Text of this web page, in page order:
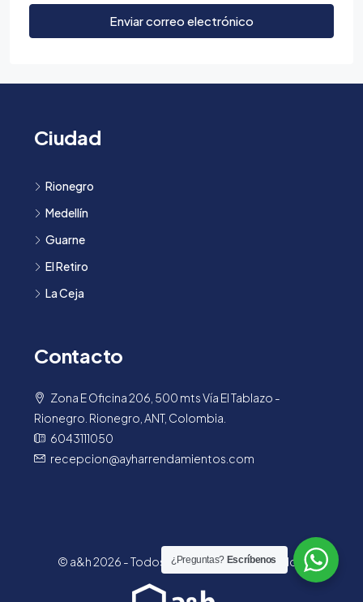
Enviar correo electrónico
Ciudad
Rionegro
Medellín
Guarne
El Retiro
La Ceja
Contacto
Zona E Oficina 206, 500 mts Vía El Tablazo -
Rionegro. Rionegro, ANT, Colombia.
6043111050
recepcion@ayharrendamientos.com
© a&h 2026 - Todos los derechos reservados.
¿Preguntas? Escríbenos